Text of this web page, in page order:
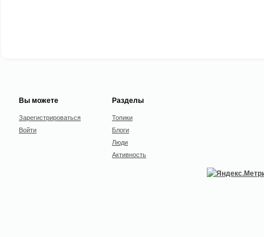
Вы можете
Зарегистрироваться
Войти
Разделы
Топики
Блоги
Люди
Активность